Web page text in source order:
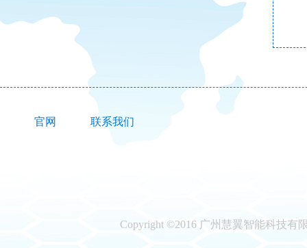
官网 联系我们
Copyright ©2016 广州慧翼智能科技有